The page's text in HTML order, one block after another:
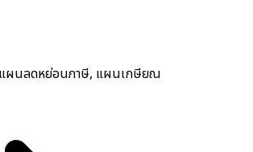
แผนลดหย่อนภาษี, แผนเกษียณ